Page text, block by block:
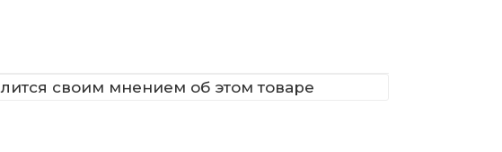
своим мнением об этом товаре